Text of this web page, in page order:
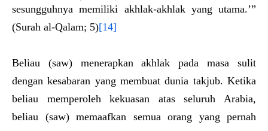
sesungguhnya memiliki akhlak-akhlak yang utama.’”
(Surah al-Qalam; 5)[14]
Beliau (saw) menerapkan akhlak pada masa sulit
dengan kesabaran yang membuat dunia takjub. Ketika
beliau memperoleh kekuasan atas seluruh Arabia,
beliau (saw) memaafkan semua orang yang pernah